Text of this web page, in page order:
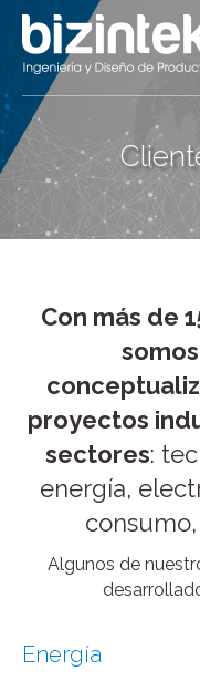
Con más de
proyectos
sectores:
energía,
Algunos de
Energía